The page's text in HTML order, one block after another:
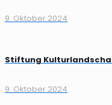
9. Oktober 2024
Stiftung
9. Oktober 2024